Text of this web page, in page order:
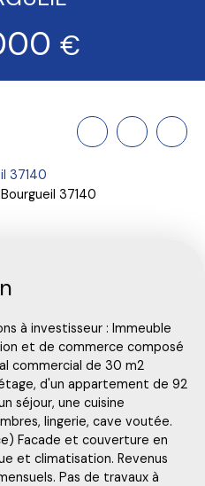
€
37140
37140
à investisseur : Immeuble
et de commerce composé
commercial de 30 m2
d'un appartement de 92
séjour, une cuisine
lingerie, cave voutée.
Facade et couverture en
et climatisation. Revenus
Pas de travaux à